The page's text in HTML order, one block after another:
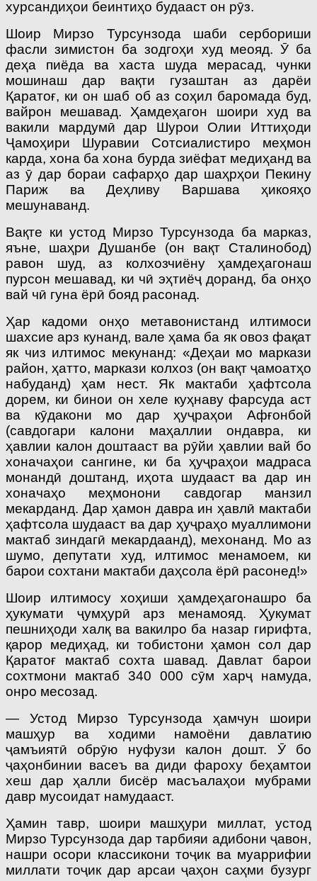
хурсандиҳои беинтиҳо будааст он рӯз.
Шоир Мирзо Турсунзода шаби сербориши
фасли зимистон ба зодгоҳи худ меояд. Ӯ ба
деҳа пиёда ва хаста шуда мерасад, чунки
мошинаш дар вақти гузаштан аз дарёи
Қаратоғ, ки он шаб об аз соҳил баромада буд,
вайрон мешавад. Ҳамдеҳагон шоири худ ва
вакили мардумӣ дар Шурои Олии Иттиҳоди
Ҷамоҳири Шуравии Сотсиалистиро меҳмон
карда, хона ба хона бурда зиёфат медиҳанд ва
аз ӯ дар бораи сафарҳо дар шаҳрҳои Пекину
Париж ва Деҳливу Варшава ҳикояҳо
мешунаванд.
Вақте ки устод Мирзо Турсунзода ба марказ,
яъне, шаҳри Душанбе (он вақт Сталинобод)
равон шуд, аз колхозчиёну ҳамдеҳагонаш
пурсон мешавад, ки чӣ эҳтиёҷ доранд, ба онҳо
вай чӣ гуна ёрӣ бояд расонад.
Ҳар кадоми онҳо метавонистанд илтимоси
шахсие арз кунанд, вале ҳама ба як овоз фақат
як чиз илтимос мекунанд: «Деҳаи мо маркази
район, ҳатто, маркази колхоз (он вақт ҷамоатҳо
набуданд) ҳам нест. Як мактаби ҳафтсола
дорем, ки бинои он хеле куҳнаву фарсуда аст
ва кӯдакони мо дар ҳуҷраҳои Афғонбой
(савдогари калони маҳаллии ондавра, ки
ҳавлии калон доштааст ва рӯйи ҳавлии вай бо
хоначаҳои сангине, ки ба ҳуҷраҳои мадраса
монандӣ доштанд, иҳота шудааст ва дар ин
хоначаҳо меҳмонони савдогар манзил
мекарданд. Дар ҳамон давра ин ҳавлӣ мактаби
ҳафтсола шудааст ва дар ҳуҷраҳо муаллимони
мактаб зиндагӣ мекардаанд), мехонанд. Мо аз
шумо, депутати худ, илтимос менамоем, ки
барои сохтани мактаби даҳсола ёрӣ расонед!»
Шоир илтимосу хоҳиши ҳамдеҳагонашро ба
ҳукумати ҷумҳурӣ арз менамояд. Ҳукумат
пешниҳоди халқ ва вакилро ба назар гирифта,
қарор медиҳад, ки тобистони ҳамон сол дар
Қаратоғ мактаб сохта шавад. Давлат барои
сохтмони мактаб 340 000 сӯм харҷ намуда,
онро месозад.
— Устод Мирзо Турсунзода ҳамчун шоири
машҳур ва ходими намоёни давлатию
ҷамъиятӣ обрӯю нуфузи калон дошт. Ӯ бо
ҷаҳонбинии васеъ ва диди фароху беҳамтои
хеш дар ҳалли бисёр масъалаҳои мубрами
давр мусоидат намудааст.
Ҳамин тавр, шоири машҳури миллат, устод
Мирзо Турсунзода дар тарбияи адибони ҷавон,
нашри осори классикони тоҷик ва муаррифии
миллати тоҷик дар арсаи ҷаҳон саҳми бузург